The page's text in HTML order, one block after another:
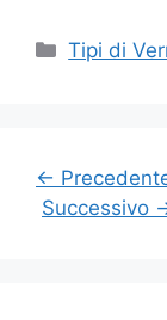
Categorie
Tipi di
←
Successivo